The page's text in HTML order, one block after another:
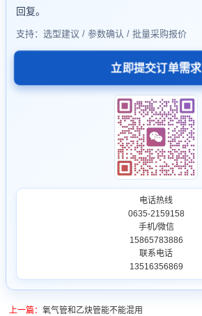
回复。
支持：选型建议 / 参数确认 / 批量采购报价
立即提交订单需求
电话热线
0635-2159158
手机/微信
15865783886
联系电话
13516356869
上一篇： 氧气管和乙炔管能不能混用